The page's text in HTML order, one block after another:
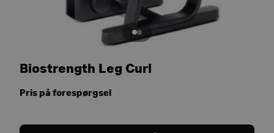
Biostrength Leg Curl
Pris på forespørgsel